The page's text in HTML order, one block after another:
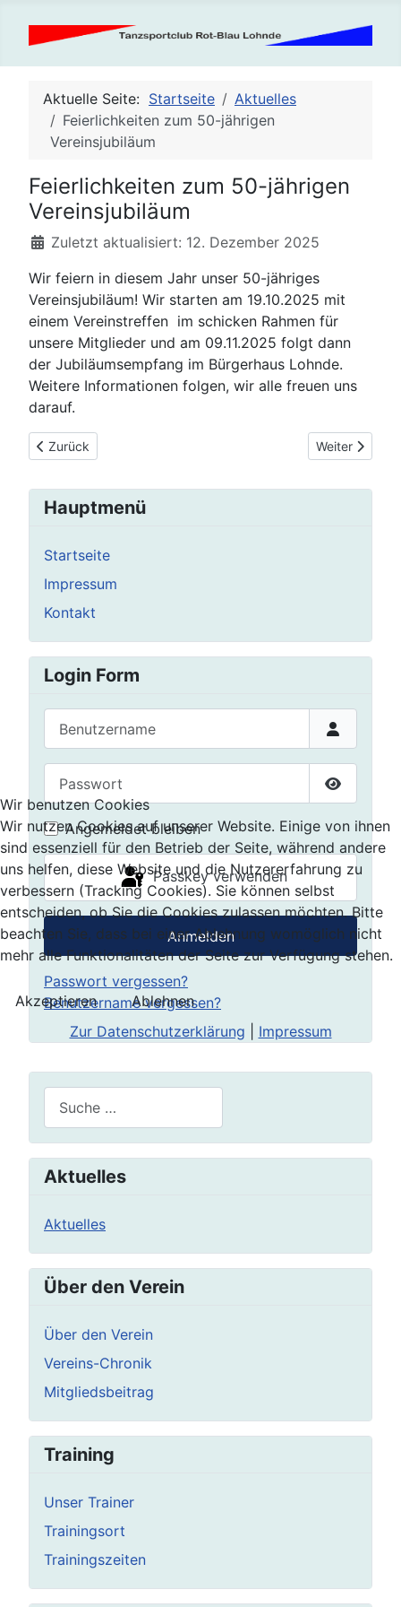
Aktuelles
Aktuelles
Über den Verein
Über den Verein
Vereins-Chronik
Mitgliedsbeitrag
Training
Unser Trainer
Trainingsort
Trainingszeiten
Aktuelle Seite: Startseite
Aktuelles
Feierlichkeiten zum 50-jährigen
Vereinsjubiläum
Feierlichkeiten zum 50-jährigen
Vereinsjubiläum
DetailsZuletzt aktualisiert: 12. Dezember 2025
Wir feiern in diesem Jahr unser 50-jähriges
Vereinsjubiläum! Wir starten am 19.10.2025 mit
einem Vereinstreffen im schicken Rahmen für
unsere Mitglieder und am 09.11.2025 folgt dann
der Jubiläumsempfang im Bürgerhaus Lohnde.
Weitere Informationen folgen, wir alle freuen uns
darauf.
Vorheriger Beitrag: 50 Jahr-Feier
Zurück Nächster
Weiter
Hauptmenü
Startseite
Impressum
Kontakt
Login Form
Passwort
Angemeldet bleiben
Passkey verwenden
Anmelden
Passwort vergessen?
Benutzername vergessen?
Wir benutzen Cookies
Wir nutzen Cookies auf unserer Website. Einige von ihnen
sind essenziell für den Betrieb der Seite, während andere
uns helfen, diese Website und die Nutzererfahrung zu
verbessern (Tracking Cookies). Sie können selbst
entscheiden, ob Sie die Cookies zulassen möchten. Bitte
beachten Sie, dass bei einer Ablehnung womöglich nicht
mehr alle Funktionalitäten der Seite zur Verfügung stehen.
Akzeptieren
Ablehnen
Zur Datenschutzerklärung
Impressum